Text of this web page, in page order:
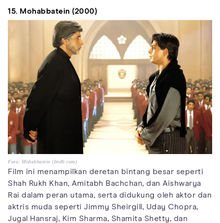
15. Mohabbatein (2000)
Foto: Mohabbatein (Imdb.com)
Film ini menampilkan deretan bintang besar seperti
Shah Rukh Khan, Amitabh Bachchan, dan Aishwarya
Rai dalam peran utama, serta didukung oleh aktor dan
aktris muda seperti Jimmy Sheirgill, Uday Chopra,
Jugal Hansraj, Kim Sharma, Shamita Shetty, dan